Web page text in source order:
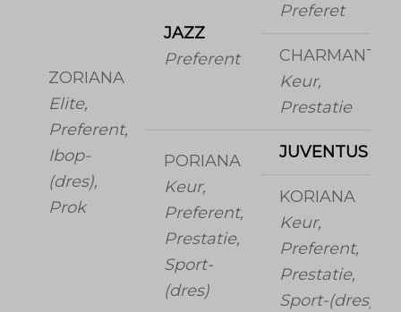
ZORIANA
Elite,
Preferent,
Ibop-
(dres),
Prok
JAZZ
Preferent
Preferet
CHARMANTE
Keur,
Prestatie
PORIANA
Keur,
Preferent,
Prestatie,
Sport-
(dres)
JUVENTUS
KORIANA
Keur,
Preferent,
Prestatie,
Sport-(dres)